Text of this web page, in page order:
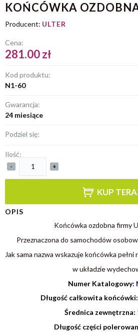
KOŃCÓWKA
Producent: ULTER
Cena:
281.00 zł
Kod produktu:
N1-60
Gwarancja:
24 miesiące
Podziel się:
Ilość:
- +
KUP
OPIS
Końcówka ozdobna firmy
Przeznaczona do samochodów
Jak sama nazwa wskazuje końcówka
w układzie
Numer Katalogowy:
Długość całkowita końcówki:
Średnica zewnętrzna:
Długość części